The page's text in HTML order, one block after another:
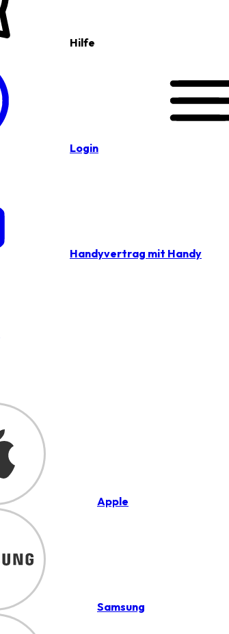
Hilfe
Login
Handyvertrag mit Handy
Apple
Samsung